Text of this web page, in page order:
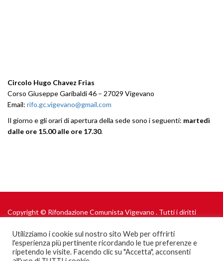
Circolo Hugo Chavez Frias
Corso Giuseppe Garibaldi 46 – 27029 Vigevano
Email: rifo.gc.vigevano@gmail.com
Il giorno e gli orari di apertura della sede sono i seguenti: martedì
dalle ore 15.00 alle ore 17.30.
Copyright © Rifondazione Comunista Vigevano . Tutti i diritti
Politica sui cookieeInformativa sulla Privacy
Utilizziamo i cookie sul nostro sito Web per offrirti
l'esperienza più pertinente ricordando le tue preferenze e
ripetendo le visite. Facendo clic su "Accetta", acconsenti